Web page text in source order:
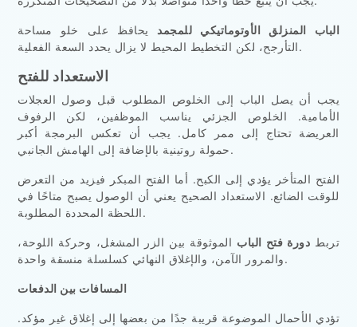
الباب المنزلق الأوتوماتيكي للمجمد يحافظ على خلو مساحة
التأرجح، لكن التخطيط المحيط لا يزال يحدد السعة الفعلية.
الاستعداد للفتح
يجب أن يصل الباب إلى الخلوص المطلوب قبل وصول العجلات
الأمامية. الخلوص الجزئي يناسب الموظفين، لكن الرفوف
العريضة تحتاج إلى ممر كامل. يجب أن تعكس البرمجة أكبر
حمولة روتينية بالإضافة إلى الهامش الجانبي.
الفتح المتأخر يؤدي إلى الكبح. أما الفتح المبكر فيزيد من التعرض
للوقت الضائع. الاستعداد الصحيح يعني أن الوصول يصبح متاحًا في
اللحظة المحددة المطلوبة.
تربط دورة فتح الباب الموثوقة بين الزر المشغل، وحركة اللوحة،
والمرور الآمن، والإغلاق النهائي كسلسلة منسقة واحدة.
المسافات بين الدفعات
تؤدي الأحمال الموضوعة قريبة جدًا من بعضها إلى إغلاق غير مؤكد.